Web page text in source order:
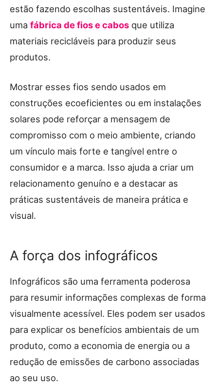
estão fazendo escolhas sustentáveis. Imagine
uma fábrica de fios e cabos que utiliza
materiais recicláveis para produzir seus
produtos.
Mostrar esses fios sendo usados em
construções ecoeficientes ou em instalações
solares pode reforçar a mensagem de
compromisso com o meio ambiente, criando
um vínculo mais forte e tangível entre o
consumidor e a marca. Isso ajuda a criar um
relacionamento genuíno e a destacar as
práticas sustentáveis de maneira prática e
visual.
A força dos infográficos
Infográficos são uma ferramenta poderosa
para resumir informações complexas de forma
visualmente acessível. Eles podem ser usados
para explicar os benefícios ambientais de um
produto, como a economia de energia ou a
redução de emissões de carbono associadas
ao seu uso.